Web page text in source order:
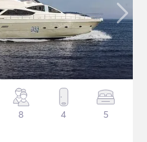
8 4 5